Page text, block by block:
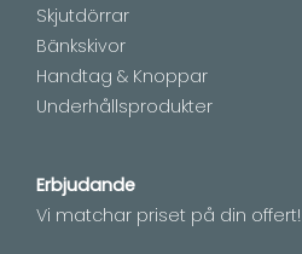
Skjutdörrar
Bänkskivor
Handtag & Knoppar
Underhållsprodukter
Erbjudande
Vi matchar priset på din offert!